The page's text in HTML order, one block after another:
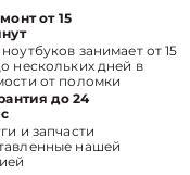
от 15
занимает от 15
нескольких дней в
от поломки
до 24
и запчасти
нашей